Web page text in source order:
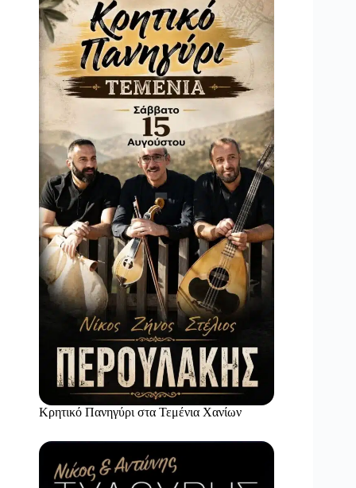
Κρητικό Πανηγύρι στα Τεμένια Χανίων